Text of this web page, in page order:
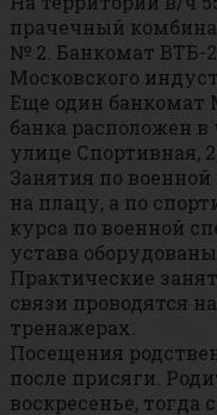
прачечный
№ 2. Банкомат ВТБ-
Московского
Еще один банкомат
банка расположен в
улице Спортивная,
Занятия по военной
на плацу, а по
курса по военной
устава
Практические
связи проводятся
тренажерах.
Посещения
после присяги.
воскресенье,